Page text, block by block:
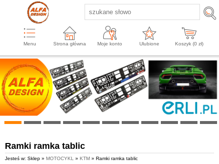
Menu Strona główna Moje konto Ulubione Koszyk (0 zł)
Ramki ramka tablic
Jesteś w: Sklep » MOTOCYKL » KTM » Ramki ramka tablic